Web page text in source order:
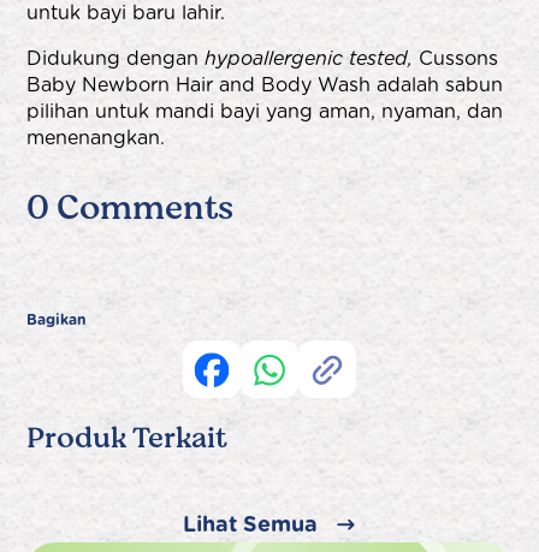
untuk bayi baru lahir.
Didukung denganhypoallergenic tested, Cussons
Baby Newborn Hair and Body Wash adalah sabun
pilihan untuk mandi bayi yang aman, nyaman, dan
menenangkan.
0 Comments
Bagikan
Produk Terkait
Lihat Semua